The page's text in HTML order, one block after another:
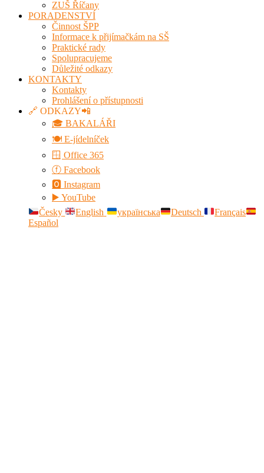
ZUŠ Říčany
PORADENSTVÍ
Činnost ŠPP
Informace k přijímačkám na SŠ
Praktické rady
Spolupracujeme
Důležité odkazy
KONTAKTY
Kontakty
Prohlášení o přístupnosti
🔗 ODKAZY📲
🎓 BAKALÁŘI
🍽️ E-jídelníček
🪟 Office 365
ⓕ Facebook
🅾 Instagram
▶️ YouTube
Česky
English українська Deutsch
Français
Español